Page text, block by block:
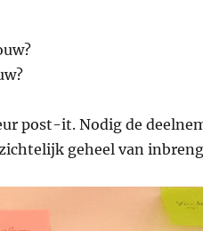
post-it. Nodig de
geheel van